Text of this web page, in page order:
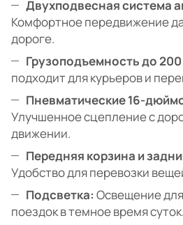
Двухподвесная система
Комфортное передвижение
дороге.
Грузоподъемность до 200
подходит для курьеров и
Пневматические 16-
Улучшенное сцепление с
движении.
Передняя корзина и
Удобство для перевозки
Подсветка: Освещение
поездок в темное время суток.